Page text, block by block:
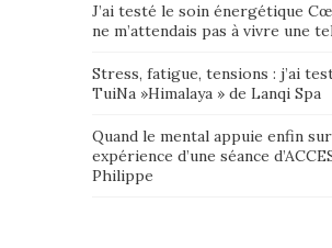
J’ai testé le soin énergétique
ne m’attendais pas à vivre une
Stress, fatigue, tensions : j’ai
TuiNa »Himalaya » de Lanqi Spa
Quand le mental appuie enfin
expérience d’une séance
Philippe